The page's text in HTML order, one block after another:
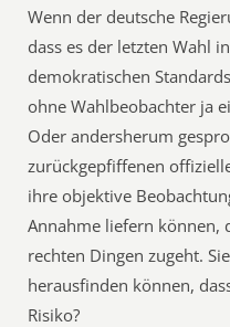
Wenn der deutsche
dass es der letzten Wahl
demokratischen
ohne Wahlbeobachter ja
Oder andersherum
zurückgepfiffenen
ihre objektive
Annahme liefern können,
rechten Dingen zugeht.
herausfinden können,
Risiko?